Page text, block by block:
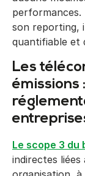
performances.
son reporting,
quantifiable et
Les
émissions
Le scope 3 du
indirectes